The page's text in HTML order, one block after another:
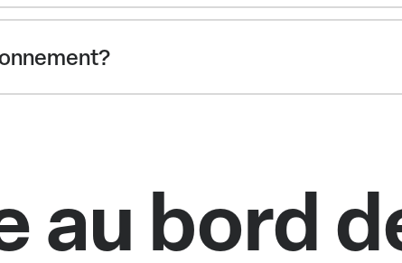
au bord